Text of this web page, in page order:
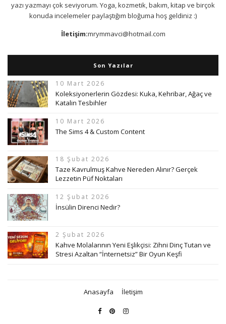
yazı yazmayı çok seviyorum. Yoga, kozmetik, bakım, kitap ve birçok
konuda incelemeler paylaştığım bloğuma hoş geldiniz :)
İletişim:mrymmavci@hotmail.com
Son Yazılar
10 Mart 2026
Koleksiyonerlerin Gözdesi: Kuka, Kehribar, Ağaç ve
Katalin Tesbihler
10 Mart 2026
The Sims 4 & Custom Content
18 Şubat 2026
Taze Kavrulmuş Kahve Nereden Alınır? Gerçek
Lezzetin Püf Noktaları
12 Şubat 2026
İnsülin Direnci Nedir?
2 Şubat 2026
Kahve Molalarının Yeni Eşlikçisi: Zihni Dinç Tutan ve
Stresi Azaltan “İnternetsiz” Bir Oyun Keşfi
Anasayfa İletişim